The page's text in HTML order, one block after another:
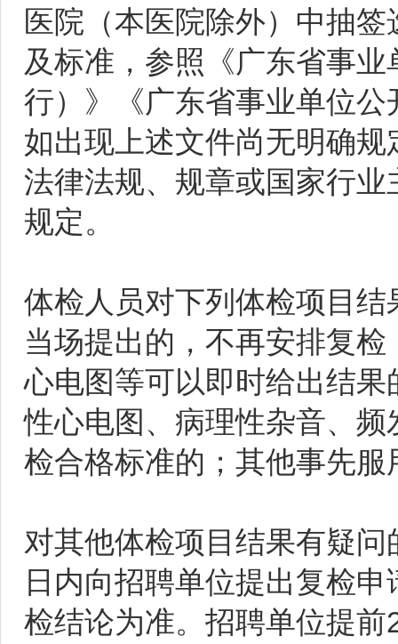
医院（本医院除外）中抽
及标准，参照《广东省事
行）》《广东省事业单位
如出现上述文件尚无明确
法律法规、规章或国家行
规定。
体检人员对下列体检项目
当场提出的，不再安排复
心电图等可以即时给出结
性心电图、病理性杂音、
检合格标准的；其他事先
对其他体检项目结果有疑
日内向招聘单位提出复检
检结论为准。招聘单位提